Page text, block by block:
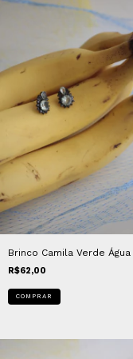
Brinco Camila Verde Água
R$62,00